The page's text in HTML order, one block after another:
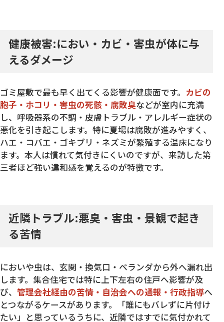
健康被害:におい・カビ・害虫が体に与
えるダメージ
ゴミ屋敷で最も早く出てくる影響が健康面です。 カビの
胞子・ホコリ・害虫の死骸・腐敗臭などが室内に充満
し、呼吸器系の不調・皮膚トラブル・アレルギー症状の
悪化を引き起こします。特に夏場は腐敗が進みやすく、
ハエ・コバエ・ゴキブリ・ネズミが繁殖する温床になり
ます。本人は慣れて気付きにくいのですが、来訪した第
三者ほど強い違和感を覚えるのが特徴です。
近隣トラブル:悪臭・害虫・景観で起き
る苦情
においや虫は、玄関・換気口・ベランダから外へ漏れ出
します。集合住宅では特に上下左右の住戸へ影響が及
び、 管理会社経由の苦情・自治会への通報・行政指導へ
とつながるケースがあります。「誰にもバレずに片付け
たい」と思っているうちに、近隣ではすでに気付かれて